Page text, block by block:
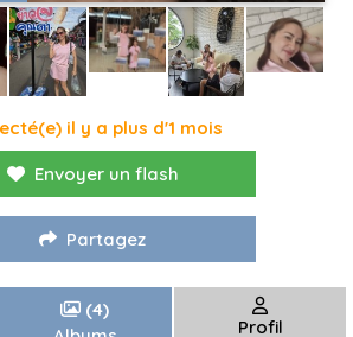
il y a plus d'1 mois
Envoyer un flash
Partagez
(4)
Profil